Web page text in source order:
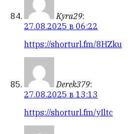
Kyra29:
27.08.2025 в 06:22
https://shorturl.fm/8HZku
Derek379:
27.08.2025 в 13:13
https://shorturl.fm/yIltc